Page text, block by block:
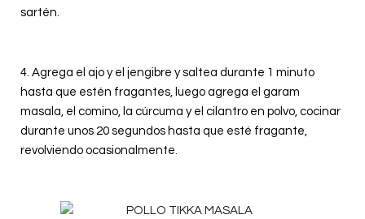
sartén.
4. Agrega el ajo y el jengibre y saltea durante 1 minuto
hasta que estén fragantes, luego agrega el garam
masala, el comino, la cúrcuma y el cilantro en polvo, cocinar
durante unos 20 segundos hasta que esté fragante,
revolviendo ocasionalmente